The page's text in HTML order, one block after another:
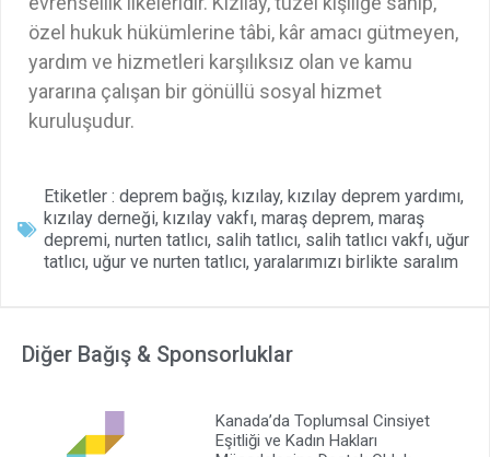
özel hukuk hükümlerine tâbi, kâr amacı gütmeyen,
yardım ve hizmetleri karşılıksız olan ve kamu
yararına çalışan bir gönüllü sosyal hizmet
kuruluşudur.
Etiketler : deprem bağış, kızılay, kızılay deprem yardımı,
kızılay derneği, kızılay vakfı, maraş deprem, maraş
depremi, nurten tatlıcı, salih tatlıcı, salih tatlıcı vakfı, uğur
tatlıcı, uğur ve nurten tatlıcı, yaralarımızı birlikte saralım
Diğer Bağış & Sponsorluklar
Kanada’da Toplumsal Cinsiyet
Eşitliği ve Kadın Hakları